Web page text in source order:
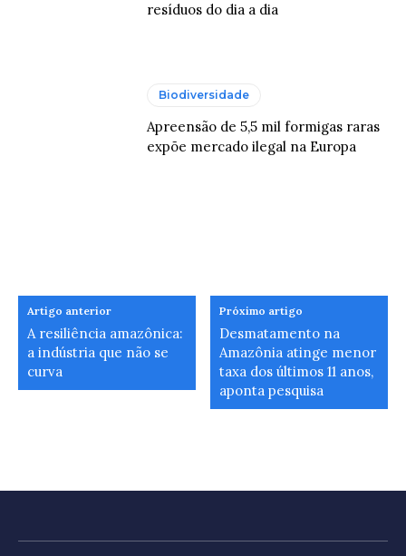
resíduos do dia a dia
Biodiversidade
Apreensão de 5,5 mil formigas raras
expõe mercado ilegal na Europa
Artigo anterior
A resiliência amazônica:
a indústria que não se
curva
Próximo artigo
Desmatamento na
Amazônia atinge menor
taxa dos últimos 11 anos,
aponta pesquisa